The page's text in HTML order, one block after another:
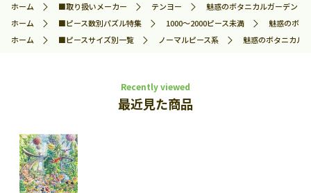
ホーム
■取り扱いメーカー テンヨー
魅惑のボタニカルガーデン
ホーム
■ピース数別パズル特集 1000～2000ピース未満
魅惑のボ
ホーム
■ピースサイズ別一覧 ノーマルピース系 魅惑のボタニカ
Recently viewed
最近見た商品